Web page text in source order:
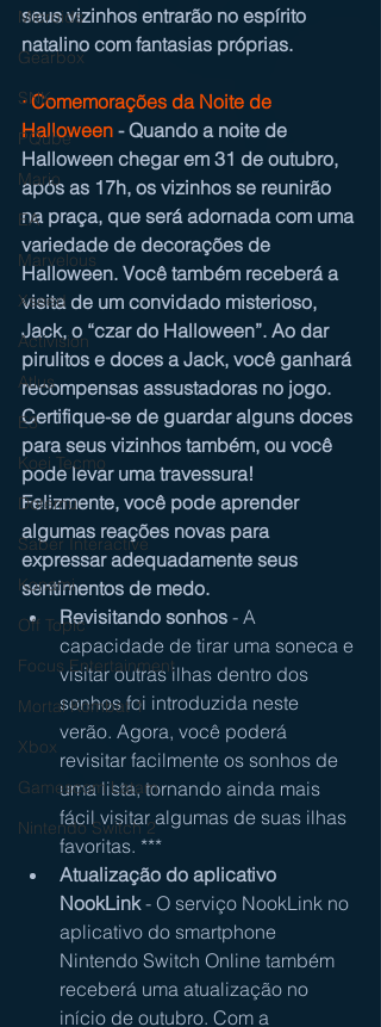
Microids
Gearbox
SNK
PQube
Mario
EA
Marvelous
Xseed
Activision
Atlus
E3
Koei Tecmo
Dotemu
Saber Interactive
Konami
Off Topic
Focus Entertainment
Mortal Kombat 1
Xbox
Gamescom Latam
Nintendo Switch 2
seus vizinhos entrarão no espírito
natalino com fantasias próprias.
· Comemorações da Noite de
Halloween - Quando a noite de
Halloween chegar em 31 de outubro,
após as 17h, os vizinhos se reunirão
na praça, que será adornada com uma
variedade de decorações de
Halloween. Você também receberá a
visita de um convidado misterioso,
Jack, o “czar do Halloween”. Ao dar
pirulitos e doces a Jack, você ganhará
recompensas assustadoras no jogo.
Certifique-se de guardar alguns doces
para seus vizinhos também, ou você
pode levar uma travessura!
Felizmente, você pode aprender
algumas reações novas para
expressar adequadamente seus
sentimentos de medo.
Revisitando sonhos - A
capacidade de tirar uma soneca e
visitar outras ilhas dentro dos
sonhos foi introduzida neste
verão. Agora, você poderá
revisitar facilmente os sonhos de
uma lista, tornando ainda mais
fácil visitar algumas de suas ilhas
favoritas. ***
Atualização do aplicativo
NookLink - O serviço NookLink no
aplicativo do smartphone
Nintendo Switch Online também
receberá uma atualização no
início de outubro. Com a